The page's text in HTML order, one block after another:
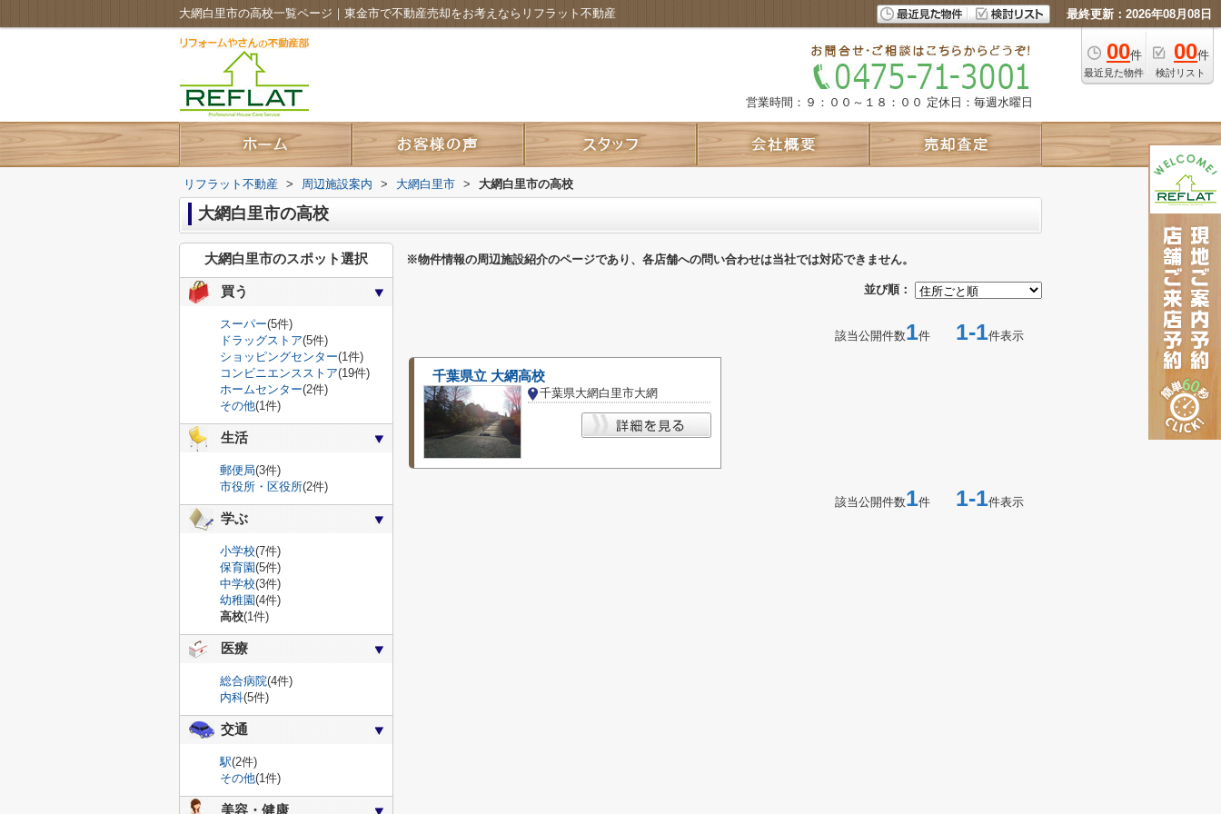
大網白里市の高校一覧ページ｜東金市で不動産売却をお考えならリフラット不動産 最終更新：2026年08月08日
00件
最近見た物件
00件
検討リスト
営業時間：９：００～１８：００ 定休日：毎週水曜日
リフラット不動産 > 周辺施設案内 > 大網白里市 > 大網白里市の高校
大網白里市の高校
※物件情報の周辺施設紹介のページであり、各店舗への問い合わせは当社では対応できません。
並び順：
該当公開件数1件 1-1件表示
千葉県立 大網高校
千葉県大網白里市大網
該当公開件数1件 1-1件表示
大網白里市のスポット選択
買う
スーパー(5件)
ドラッグストア(5件)
ショッピングセンター(1件)
コンビニエンスストア(19件)
ホームセンター(2件)
その他(1件)
生活
郵便局(3件)
市役所・区役所(2件)
学ぶ
小学校(7件)
保育園(5件)
中学校(3件)
幼稚園(4件)
高校(1件)
医療
総合病院(4件)
内科(5件)
交通
駅(2件)
その他(1件)
美容・健康